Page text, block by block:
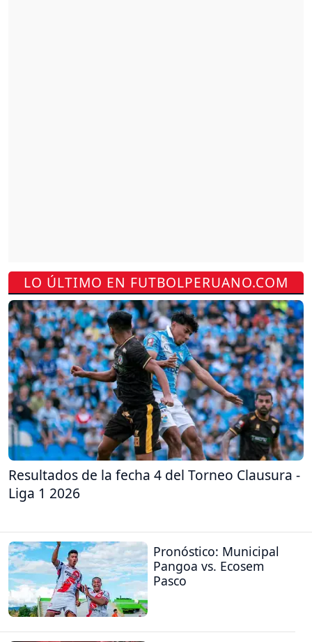
LO ÚLTIMO EN FUTBOLPERUANO.COM
Resultados de la fecha 4 del Torneo Clausura -
Liga 1 2026
Pronóstico: Municipal
Pangoa vs. Ecosem
Pasco